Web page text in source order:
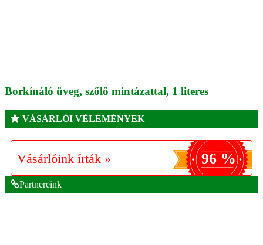
Borkínáló üveg, szőlő mintázattal, 1 literes
VÁSÁRLÓI VÉLEMÉNYEK
Vásárlóink írták » 96 %
Partnereink